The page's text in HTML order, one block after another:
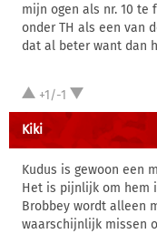
mijn ogen als nr. 10 te
onder TH als een van
dat al beter want dan
+1/-1
Kiki
Kudus is gewoon een
Het is pijnlijk om hem
Brobbey wordt alleen
waarschijnlijk missen